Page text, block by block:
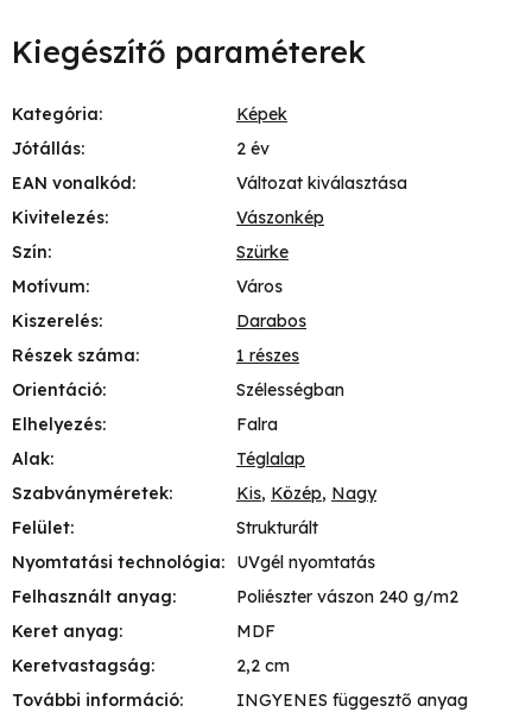
Kiegészítő paraméterek
Kategória:
Képek
Jótállás:
2 év
EAN vonalkód:
Változat kiválasztása
Kivitelezés:
Vászonkép
Szín:
Szürke
Motívum:
Város
Kiszerelés:
Darabos
Részek száma:
1 részes
Orientáció:
Szélességban
Elhelyezés:
Falra
Alak:
Téglalap
Szabványméretek: Kis, Közép, Nagy
Felület:
Strukturált
Nyomtatási technológia:
UVgél nyomtatás
Felhasznált anyag:
Poliészter vászon 240 g/m2
Keret anyag:
MDF
Keretvastagság:
2,2 cm
További információ: INGYENES függesztő anyag